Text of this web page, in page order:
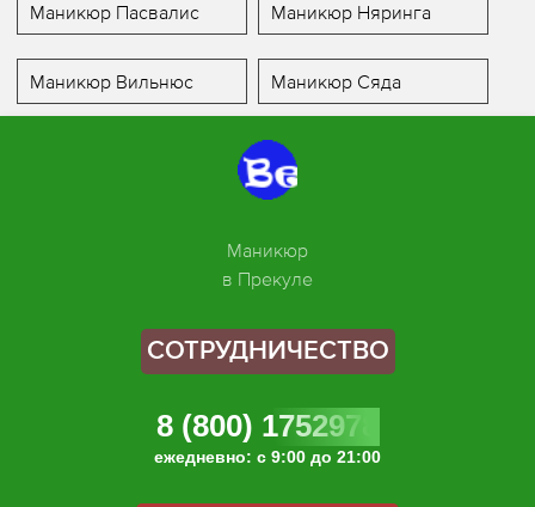
Маникюр Пасвалис Маникюр Няринга
Маникюр Вильнюс Маникюр Сяда
Маникюр
в Прекуле
СОТРУДНИЧЕСТВО
8 (800) 1752978
ежедневно: с 9:00 до 21:00